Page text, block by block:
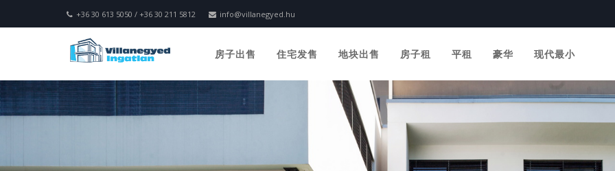
+36 30 613 5050 / +36 30 211 5812 info@villanegyed.hu
房子出售 住宅发售 地块出售 房子租 平租 豪华 现代最小
Previous